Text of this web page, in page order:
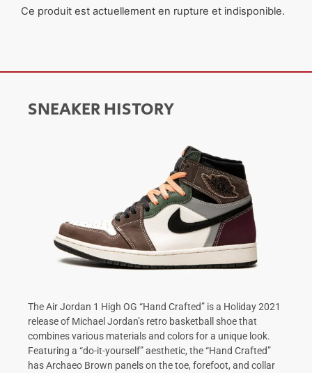
Ce produit est actuellement en rupture et indisponible.
SNEAKER HISTORY
The Air Jordan 1 High OG “Hand Crafted” is a Holiday 2021
release of Michael Jordan’s retro basketball shoe that
combines various materials and colors for a unique look.
Featuring a “do-it-yourself” aesthetic, the “Hand Crafted”
has Archaeo Brown panels on the toe, forefoot, and collar